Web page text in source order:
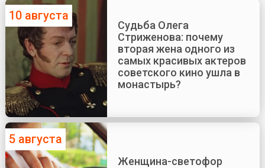
10 августа
Судьба Олега
Стриженова: почему
вторая жена одного из
самых красивых актеров
советского кино ушла в
монастырь?
5 августа
Женщина-светофор